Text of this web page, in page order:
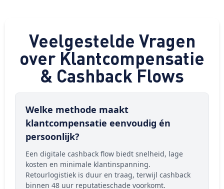
Veelgestelde Vragen
over Klantcompensatie
& Cashback Flows
Welke methode maakt
klantcompensatie eenvoudig én
persoonlijk?
Een digitale cashback flow biedt snelheid, lage
kosten en minimale klantinspanning.
Retourlogistiek is duur en traag, terwijl cashback
binnen 48 uur reputatieschade voorkomt.